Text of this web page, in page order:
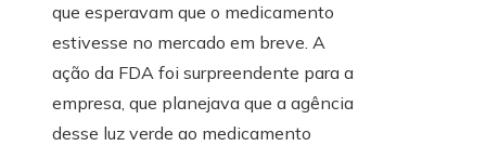
que esperavam que o medicamento
estivesse no mercado em breve. A
ação da FDA foi surpreendente para a
empresa, que planejava que a agência
desse luz verde ao medicamento